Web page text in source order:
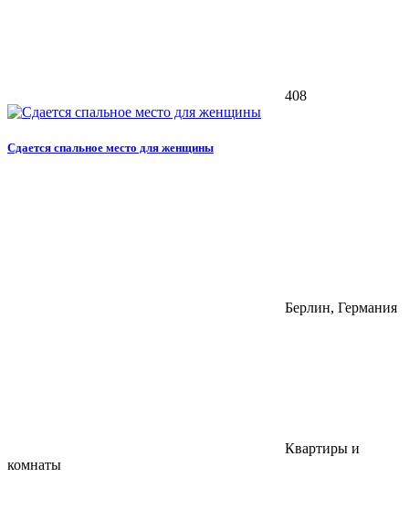
408
Сдается спальное место для женщины
Берлин, Германия
Квартиры и
комнаты